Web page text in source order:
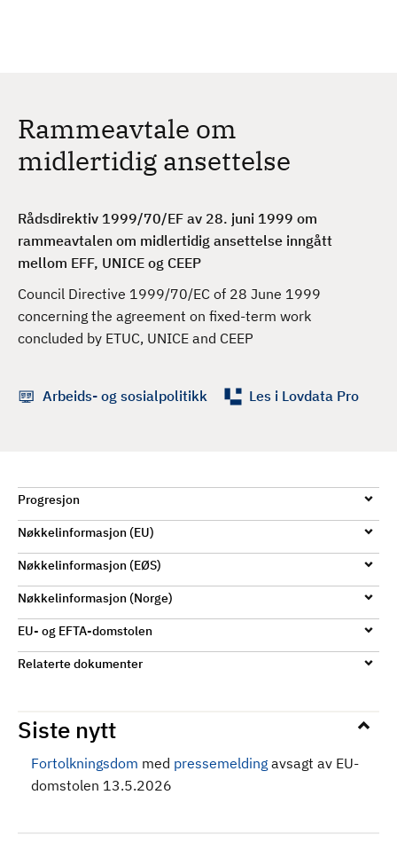
Rammeavtale om
midlertidig ansettelse
Rådsdirektiv 1999/70/EF av 28. juni 1999 om
rammeavtalen om midlertidig ansettelse inngått
mellom EFF, UNICE og CEEP
Council Directive 1999/70/EC of 28 June 1999
concerning the agreement on fixed-term work
concluded by ETUC, UNICE and CEEP
Arbeids- og sosialpolitikk Les i Lovdata Pro
Progresjon
Nøkkelinformasjon (EU)
Nøkkelinformasjon (EØS)
Nøkkelinformasjon (Norge)
EU- og EFTA-domstolen
Relaterte dokumenter
Siste nytt
Fortolkningsdom med pressemelding avsagt av EU-
domstolen 13.5.2026